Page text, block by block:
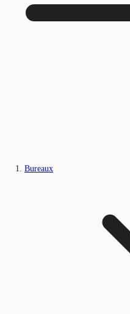
Bureaux